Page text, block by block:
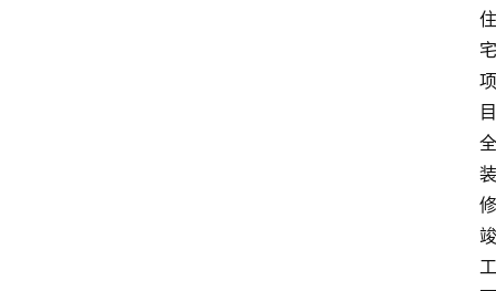
住
宅
项
目
全
装
修
竣
工